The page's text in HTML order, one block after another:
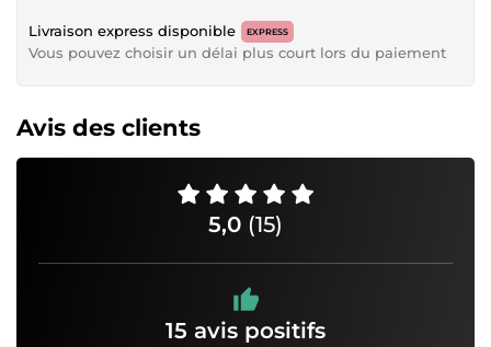
Livraison express disponible EXPRESS
Vous pouvez choisir un délai plus court lors du paiement
Avis des clients
5,0 (15)
15 avis positifs